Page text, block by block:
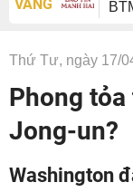
VÀNG
Thứ Tư, ngày 17/
Phong
Jong-un?
Washington